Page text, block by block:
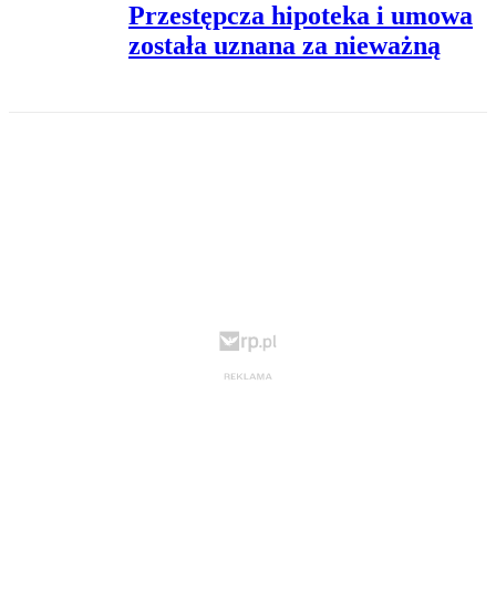
Przestępcza hipoteka i umowa
została uznana za nieważną